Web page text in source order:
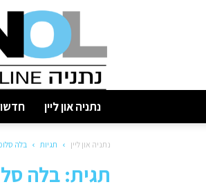
נתניה און ליין
נתניה און ליין תגיות בלה
תגית: בלה